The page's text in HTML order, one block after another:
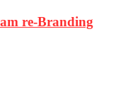
re-Branding